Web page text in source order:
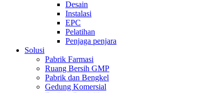
Desain
Instalasi
EPC
Pelatihan
Penjaga penjara
Solusi
Pabrik Farmasi
Ruang Bersih GMP
Pabrik dan Bengkel
Gedung Komersial